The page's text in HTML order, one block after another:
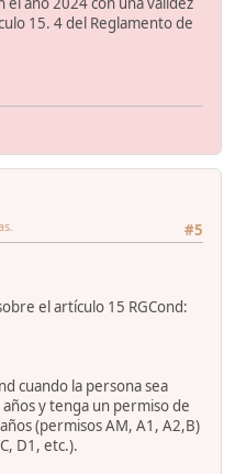
15. 4 del Reglamento de
#5
el artículo 15 RGCond:
cuando la persona sea
y tenga un permiso de
(permisos AM, A1, A2,B)
D1, etc.).